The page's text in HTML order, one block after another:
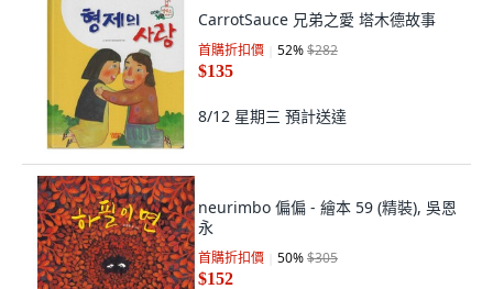
CarrotSauce 兄弟之愛 塔木德故事
首購折扣價 52%$282
$135
8/12 星期三 預計送達
neurimbo 偏偏 - 繪本 59 (精裝), 吳恩
永
首購折扣價 50%$305
$152